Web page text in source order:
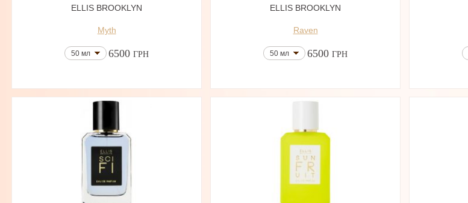
ELLIS BROOKLYN
Myth
50 мл 6500 ГРН
ELLIS BROOKLYN
Raven
50 мл 6500 ГРН